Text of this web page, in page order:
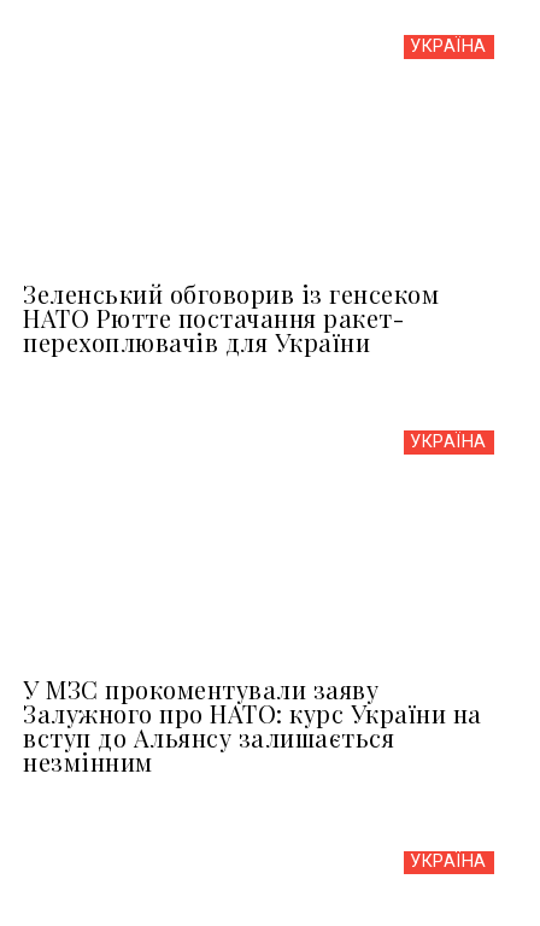
УКРАЇНА
Зеленський обговорив із генсеком
НАТО Рютте постачання ракет-
перехоплювачів для України
УКРАЇНА
У МЗС прокоментували заяву
Залужного про НАТО: курс України на
вступ до Альянсу залишається
незмінним
УКРАЇНА